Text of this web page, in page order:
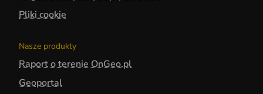
Pliki cookie
Nasze produkty
Raport o terenie OnGeo.pl
Geoportal